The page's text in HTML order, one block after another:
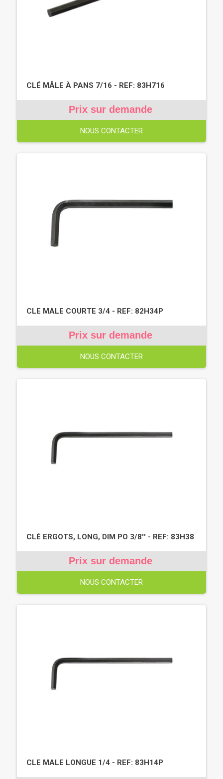
CLÉ MÂLE À PANS 7/16 - REF: 83H716
Prix sur demande
NOUS CONTACTER
CLE MALE COURTE 3/4 - REF: 82H34P
Prix sur demande
NOUS CONTACTER
CLÉ ERGOTS, LONG, DIM PO 3/8'' - REF: 83H38
Prix sur demande
NOUS CONTACTER
CLE MALE LONGUE 1/4 - REF: 83H14P